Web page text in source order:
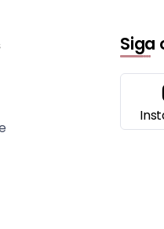
Siga